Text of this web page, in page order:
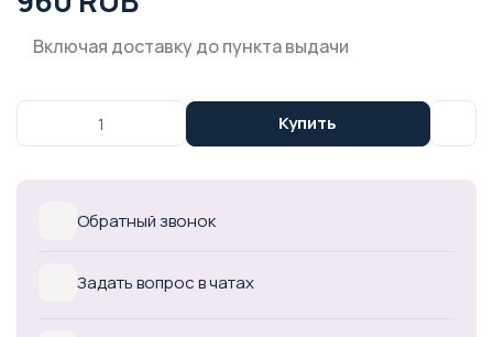
Включая доставку до пункта выдачи
Купить
Обратный звонок
Задать вопрос в чатах